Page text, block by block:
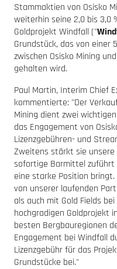
Stammaktien von Osisko
weiterhin seine 2,0 bis 3,0
Goldprojekt Windfall ("
Grundstück, das von
zwischen Osisko Mining
gehalten wird.
Paul Martin, Interim Chief
kommentierte: "Der
Mining dient zwei
das Engagement von
Lizenzgebühren- und
Zweitens stärkt sie unsere
sofortige Barmittel zuführt
eine starke Position
von unserer laufenden
als auch mit Gold Fields
hochgradigen Goldprojekt
besten Bergbauregionen
Engagement bei Windfall
Lizenzgebühr für das
Grundstücke bei."